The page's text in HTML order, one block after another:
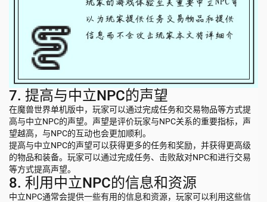
7. 提高与中立NPC的声望
在魔兽世界单机版中，玩家可以通过完成任务和交易物品等方式提
高与中立NPC的声望。声望是评价玩家与NPC关系的重要指标，声
望越高，与NPC的互动也会更加顺利。
提高与中立NPC的声望可以获得更多的任务和奖励，并获得更高级
的物品和装备。玩家可以通过完成任务、击败敌对NPC和进行交易
等方式提高声望。
8. 利用中立NPC的信息和资源
中立NPC通常会提供一些有用的信息和资源，玩家可以利用这些信